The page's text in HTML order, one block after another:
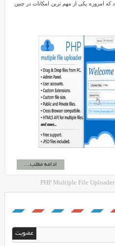
امروزه یکی از مهم ترین امکانات در چنین
ادامه مطلب...